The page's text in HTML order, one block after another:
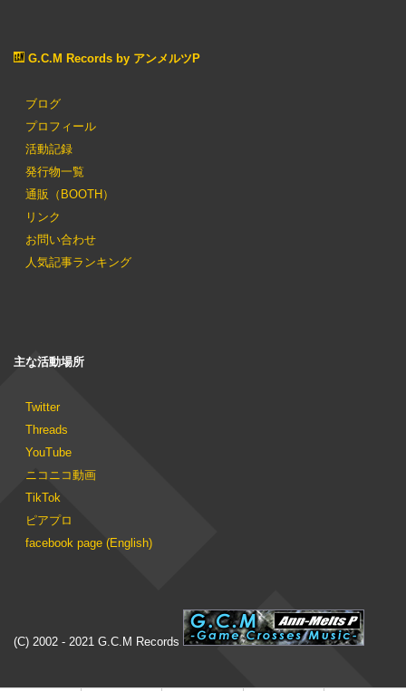
G.C.M Records by アンメルツP
ブログ
プロフィール
活動記録
発行物一覧
通販（BOOTH）
リンク
お問い合わせ
人気記事ランキング
主な活動場所
Twitter
Threads
YouTube
ニコニコ動画
TikTok
ピアプロ
facebook page (English)
(C) 2002 - 2021 G.C.M Records